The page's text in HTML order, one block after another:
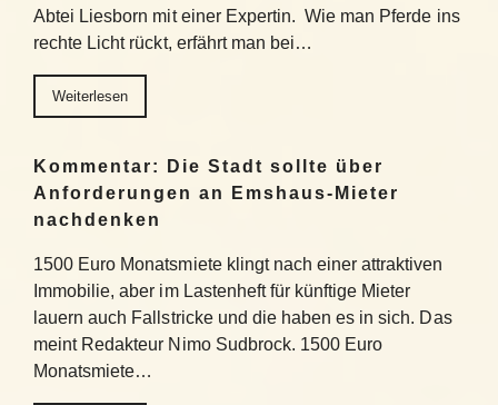
Abtei Liesborn mit einer Expertin. Wie man Pferde ins
rechte Licht rückt, erfährt man bei…
Weiterlesen
Kommentar: Die Stadt sollte über
Anforderungen an Emshaus-Mieter
nachdenken
1500 Euro Monatsmiete klingt nach einer attraktiven
Immobilie, aber im Lastenheft für künftige Mieter
lauern auch Fallstricke und die haben es in sich. Das
meint Redakteur Nimo Sudbrock. 1500 Euro
Monatsmiete…